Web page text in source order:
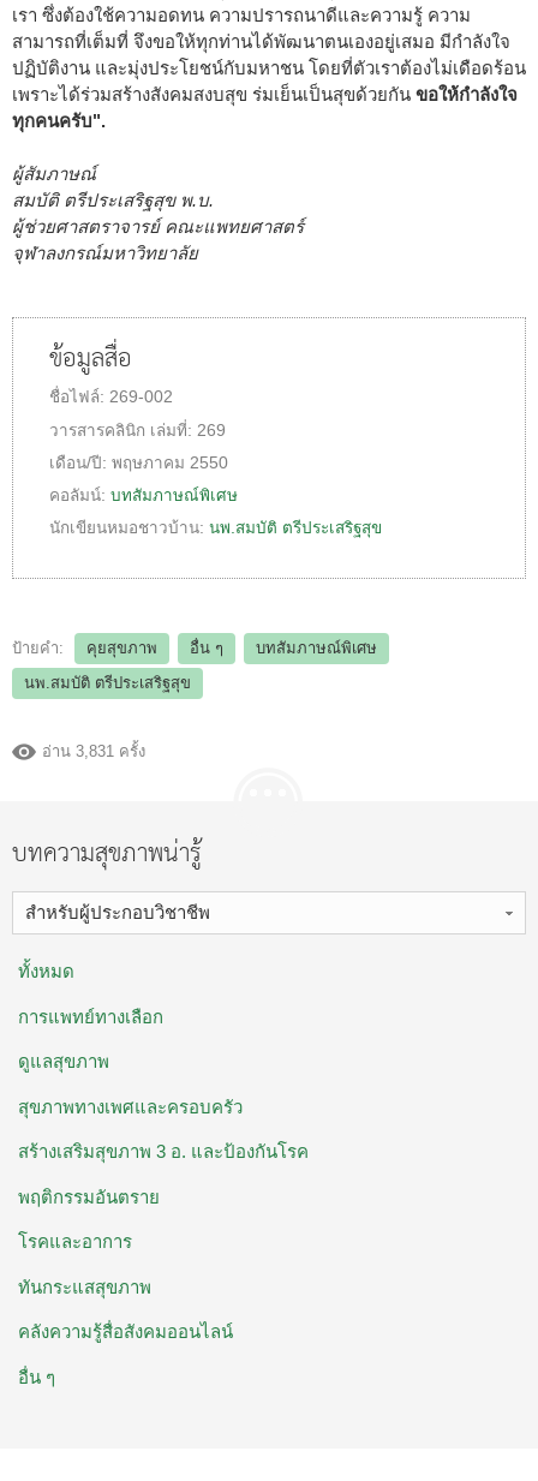
เรา ซึ่งต้องใช้ความอดทน ความปรารถนาดีและความรู้ ความ
สามารถที่เต็มที่ จึงขอให้ทุกท่านได้พัฒนาตนเองอยู่เสมอ มีกำลังใจ
ปฏิบัติงาน และมุ่งประโยชน์กับมหาชน โดยที่ตัวเราต้องไม่เดือดร้อน
เพราะได้ร่วมสร้างสังคมสงบสุข ร่มเย็นเป็นสุขด้วยกัน ขอให้กำลังใจ
ทุกคนครับ".
ผู้สัมภาษณ์
สมบัติ ตรีประเสริฐสุข พ.บ.
ผู้ช่วยศาสตราจารย์ คณะแพทยศาสตร์
จุฬาลงกรณ์มหาวิทยาลัย
ข้อมูลสื่อ
ชื่อไฟล์: 269-002
วารสารคลินิก เล่มที่: 269
เดือน/ปี: พฤษภาคม 2550
คอลัมน์: บทสัมภาษณ์พิเศษ
นักเขียนหมอชาวบ้าน: นพ.สมบัติ ตรีประเสริฐสุข
ป้ายคำ: คุยสุขภาพ อื่น ๆ
บทสัมภาษณ์พิเศษ
นพ.สมบัติ ตรีประเสริฐสุข
อ่าน 3,831 ครั้ง
บทความสุขภาพน่ารู้
สำหรับผู้ประกอบวิชาชีพ
ทั้งหมด
การแพทย์ทางเลือก
ดูแลสุขภาพ
สุขภาพทางเพศและครอบครัว
สร้างเสริมสุขภาพ 3 อ. ​และป้องกันโรค
พฤติกรรมอันตราย
โรคและอาการ
ทันกระแสสุขภาพ
คลังความรู้สื่อสังคมออนไลน์
อื่น ๆ